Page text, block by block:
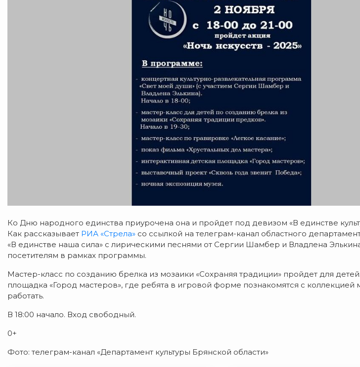
Ко Дню народного единства приурочена она и пройдет под девизом «В единстве
Как рассказывает РИА «Стрела» со ссылкой на телеграм-канал областного
«В единстве наша сила» с лирическими песнями от Сергии Шамбер и Владлена
посетителям в рамках программы.
Мастер-класс по созданию брелка из мозаики «Сохраняя традиции» пройдет для
площадка «Город мастеров», где ребята в игровой форме познакомятся с коллекцией
работать.
В 18:00 начало. Вход свободный.
0+
Фото: телеграм-канал «Департамент культуры Брянской области»